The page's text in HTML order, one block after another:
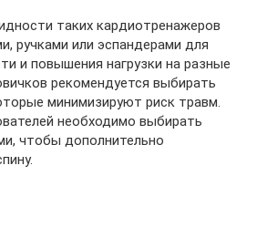
таких кардиотренажеров
ручками или эспандерами для
и повышения нагрузки на разные
рекомендуется выбирать
минимизируют риск травм.
необходимо выбирать
чтобы дополнительно